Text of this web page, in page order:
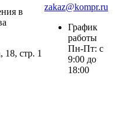
в
стр. 1
zakaz@kompr.ru
График
работы
Пн-Пт: с
9:00 до
18:00